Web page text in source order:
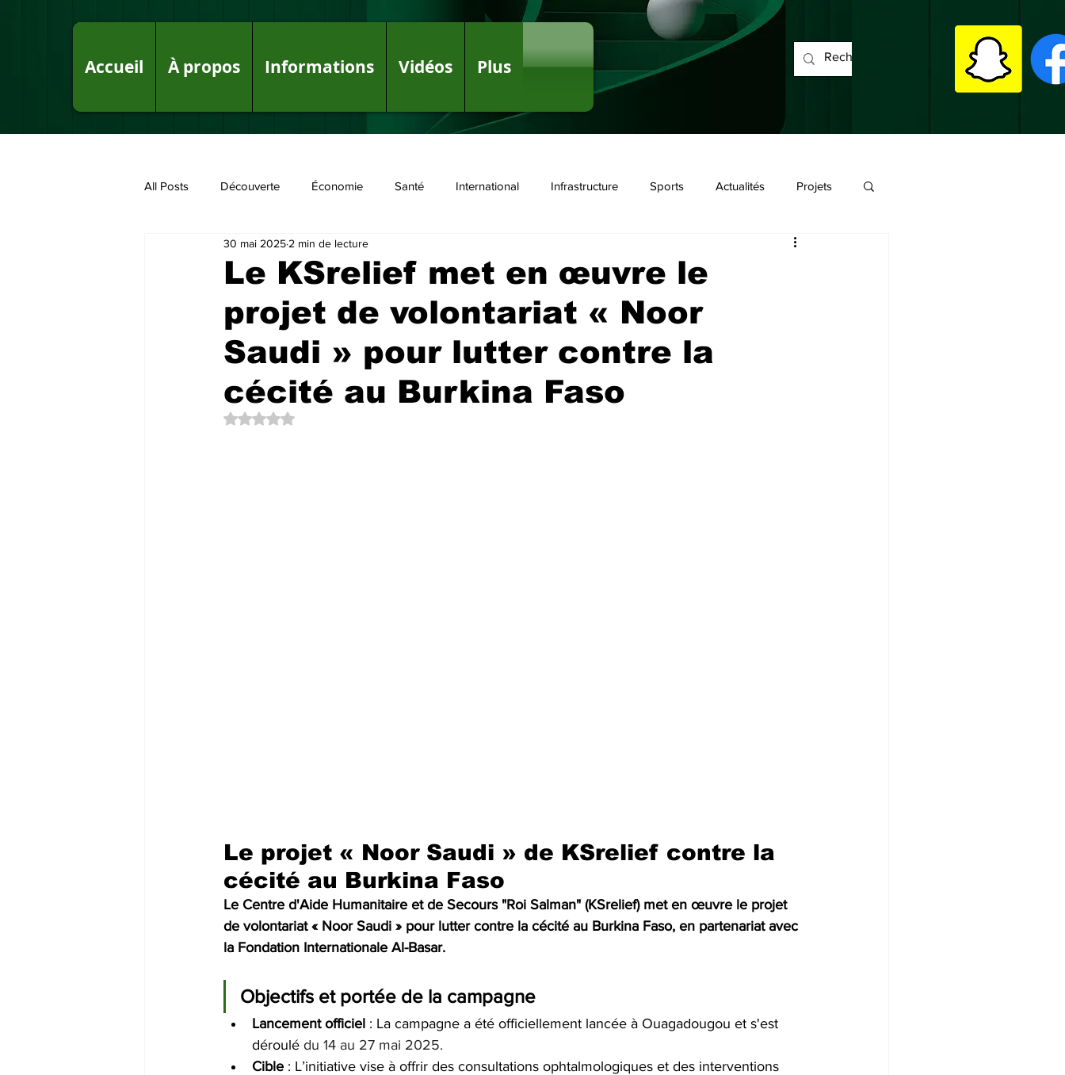
Accueil À propos Informations Vidéos Plus
All Posts Découverte Économie Santé International Infrastructure Sports Actualités Projets
Fake News sur le Royaume Politique
Le KSrelief met en œuvre le
projet de volontariat « Noor
Saudi » pour lutter contre la
cécité au Burkina Faso
30 mai 2025 2 min de lecture
Noté NaN étoiles sur 5.
Le projet « Noor Saudi » de KSrelief contre la
cécité au Burkina Faso
Le Centre d'Aide Humanitaire et de Secours "Roi Salman" (KSrelief) met en œuvre le projet
de volontariat « Noor Saudi » pour lutter contre la cécité au Burkina Faso, en partenariat avec
la Fondation Internationale Al-Basar.
Objectifs et portée de la campagne
Lancement officiel : La campagne a été officiellement lancée à Ouagadougou et s'est
déroulé du 14 au 27 mai 2025.
Cible : L’initiative vise à offrir des consultations ophtalmologiques et des interventions